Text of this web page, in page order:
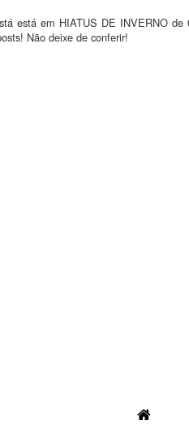
está em HIATUS DE INVERNO
Não deixe de conferir!